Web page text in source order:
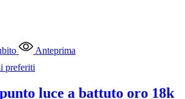
Anteprima
preferiti
luce a battuto oro 18k